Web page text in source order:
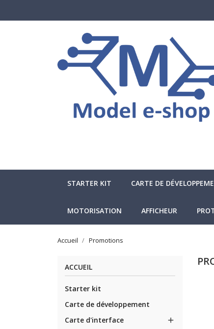
STARTER KIT CARTE DE
MOTORISATION AFFICHEUR
Accueil Promotions
ACCUEIL
Starter kit
Carte de développement
Carte d'interface
